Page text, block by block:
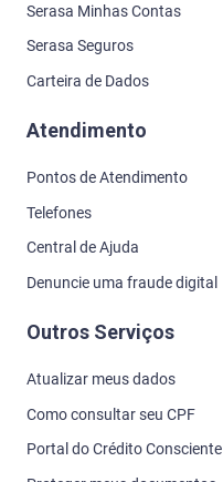
Serasa Minhas Contas
Serasa Seguros
Carteira de Dados
Atendimento
Pontos de Atendimento
Telefones
Central de Ajuda
Denuncie uma fraude digital
Outros Serviços
Atualizar meus dados
Como consultar seu CPF
Portal do Crédito Consciente